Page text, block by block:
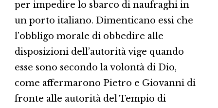
per impedire lo sbarco di naufraghi in
un porto italiano. Dimenticano essi che
l’obbligo morale di obbedire alle
disposizioni dell’autorità vige quando
esse sono secondo la volontà di Dio,
come affermarono Pietro e Giovanni di
fronte alle autorità del Tempio di